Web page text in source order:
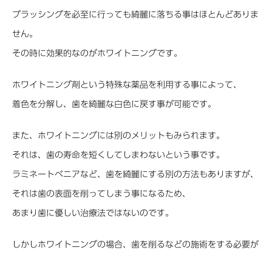
ブラッシングを必至に行っても綺麗に落ちる事はほとんどありま
せん。
その時に効果的なのがホワイトニングです。
ホワイトニング剤という特殊な薬品を利用する事によって、
着色を分解し、歯を綺麗な白色に戻す事が可能です。
また、ホワイトニングには別のメリットもみられます。
それは、歯の寿命を短くしてしまわないという事です。
ラミネートベニアなど、歯を綺麗にする別の方法もありますが、
それは歯の表面を削ってしまう事になるため、
あまり歯に優しい治療法ではないのです。
しかしホワイトニングの場合、歯を削るなどの施術をする必要が